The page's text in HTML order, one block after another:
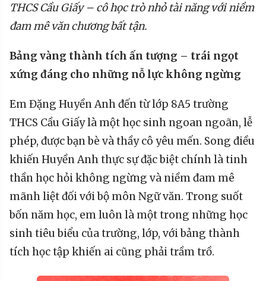
THCS Cầu Giấy – cô học trò nhỏ tài năng với niềm
đam mê văn chương bất tận.
Bảng vàng thành tích ấn tượng – trái ngọt
xứng đáng cho những nỗ lực không ngừng
Em Đặng Huyền Anh đến từ lớp 8A5 trường
THCS Cầu Giấy là một học sinh ngoan ngoãn, lễ
phép, được bạn bè và thầy cô yêu mến. Song điều
khiến Huyền Anh thực sự đặc biệt chính là tinh
thần học hỏi không ngừng và niềm đam mê
mãnh liệt đối với bộ môn Ngữ văn. Trong suốt
bốn năm học, em luôn là một trong những học
sinh tiêu biểu của trường, lớp, với bảng thành
tích học tập khiến ai cũng phải trầm trồ.